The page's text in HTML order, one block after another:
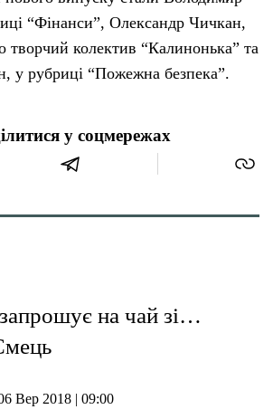
“Фінанси”, Олександр Чичкан,
творчий колектив “Калинонька” та
у рубриці “Пожежна безпека”.
у соцмережах
на чай зі…
Вер 2018 | 09:00